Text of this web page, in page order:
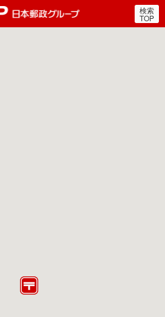
郵便局・日本郵政グルー
検索
TOP